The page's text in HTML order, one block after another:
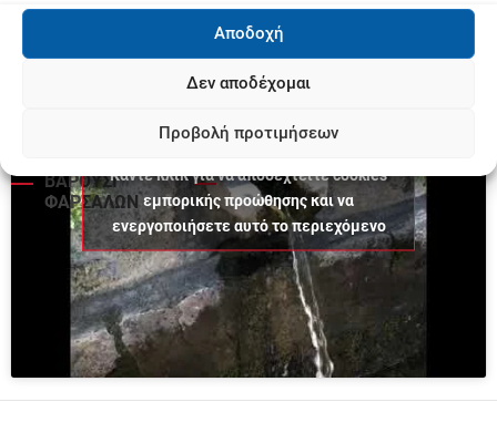
Αποδοχή
Δεν αποδέχομαι
Προβολή προτιμήσεων
ΒΑΡΟΥΣΙ
ΦΑΡΣΑΛΩΝ
Κάντε κλικ για να αποδεχτείτε cookies
εμπορικής προώθησης και να
ενεργοποιήσετε αυτό το περιεχόμενο